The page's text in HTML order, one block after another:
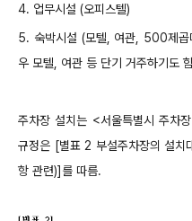
4. 업무시설 (오피스텔)
5. 숙박시설 (모텔, 여관, 500제곱
우 모텔, 여관 등 단기 거주하기도
주차장 설치는 <서울특별시 주차
규정은 [별표 2 부설주차장의 설치
항 관련)]를 따름.